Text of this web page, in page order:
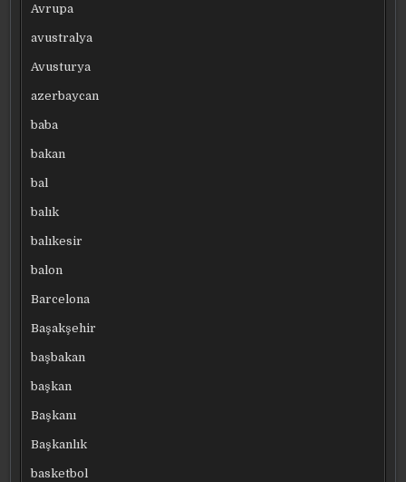
Avrupa
avustralya
Avusturya
azerbaycan
baba
bakan
bal
balık
balıkesir
balon
Barcelona
Başakşehir
başbakan
başkan
Başkanı
Başkanlık
basketbol